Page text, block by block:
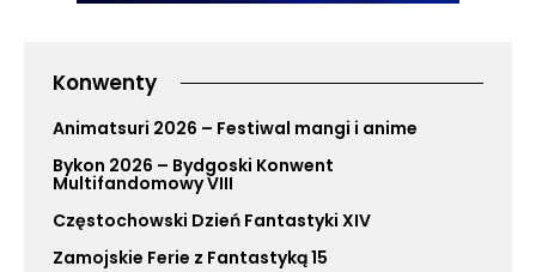
Konwenty
Animatsuri 2026 – Festiwal mangi i anime
Bykon 2026 – Bydgoski Konwent
Multifandomowy VIII
Częstochowski Dzień Fantastyki XIV
Zamojskie Ferie z Fantastyką 15